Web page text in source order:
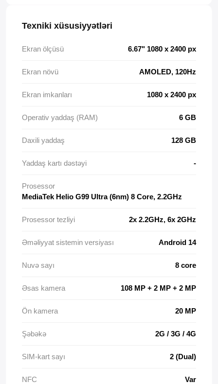
Texniki xüsusiyyətləri
Ekran ölçüsü 6.67" 1080 x 2400 px
Ekran növü AMOLED, 120Hz
Ekran imkanları 1080 x 2400 px
Operativ yaddaş (RAM) 6 GB
Daxili yaddaş 128 GB
Yaddaş kartı dəstəyi -
Prosessor
MediaTek Helio G99 Ultra (6nm) 8 Core, 2.2GHz
Prosessor tezliyi 2x 2.2GHz, 6x 2GHz
Əməliyyat sistemin versiyası Android 14
Nuvə sayı 8 core
Əsas kamera 108 MP + 2 MP + 2 MP
Ön kamera 20 MP
Şəbəkə 2G / 3G / 4G
SIM-kart sayı 2 (Dual)
NFC Var